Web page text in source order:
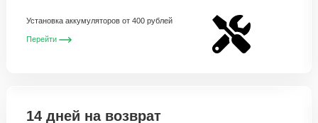
Установка аккумуляторов от 400 рублей
Перейти
14 дней на возврат